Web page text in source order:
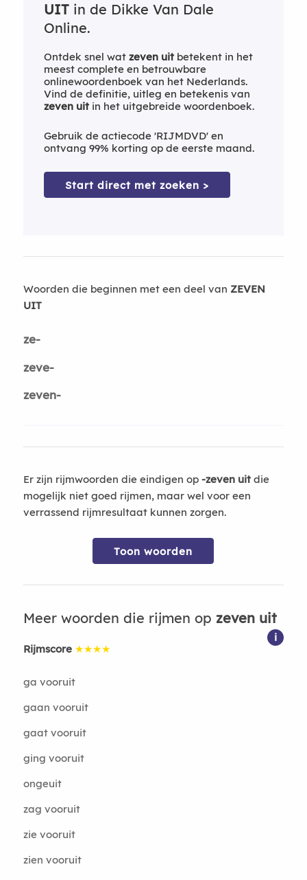
UITin de Dikke Van Dale
Online.
Ontdek snel wat zeven uitbetekent in het
meest complete en betrouwbare
onlinewoordenboek van het Nederlands.
Vind de definitie, uitleg en betekenis van
zeven uitin het uitgebreide woordenboek.
Gebruik de actiecode 'RIJMDVD' en
ontvang 99% korting op de eerste maand.
Start direct met zoeken >
Woorden die beginnen met een deel van ZEVEN
UIT
ze-
zeve-
zeven-
Er zijn rijmwoorden die eindigen op -zeven uitdie
mogelijk niet goed rijmen, maar wel voor een
verrassend rijmresultaat kunnen zorgen.
Toon woorden
Meer woorden die rijmen op zeven uit
i
Rijmscore ★★★★
ga vooruit
gaan vooruit
gaat vooruit
ging vooruit
ongeuit
zag vooruit
zie vooruit
zien vooruit